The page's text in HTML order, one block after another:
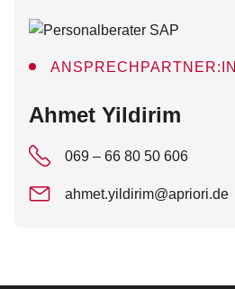
ANSPRECHPARTNER:IN
:
Ahmet Yildirim
069 – 66 80 50 606
ahmet.yildirim@apriori.de